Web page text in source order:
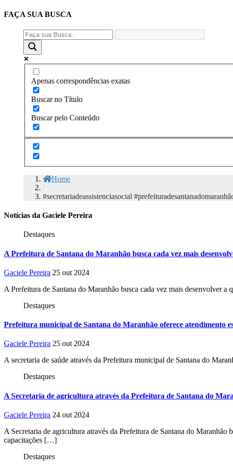
FAÇA SUA BUSCA
Apenas correspondências exatas
Buscar no Título
Buscar pelo Conteúdo
Home
/
#secretariadeassistenciasocial
Notícias da Gaciele Pereira
Destaques
A Prefeitura de Santana do Maranhão busca cada vez mais
Gaciele Pereira 25 out 2024
A Prefeitura de Santana do Maranhão busca cada vez mais desenvolver
Destaques
Prefeitura municipal de Santana do Maranhão oferece atendimento
Gaciele Pereira 25 out 2024
A secretaria de saúde através da Prefeitura municipal de Santana do
Destaques
A Secretaria de agricultura através da Prefeitura de Santana do
Gaciele Pereira 24 out 2024
A Secretaria de agricultura através da Prefeitura de Santana do
capacitações […]
Destaques